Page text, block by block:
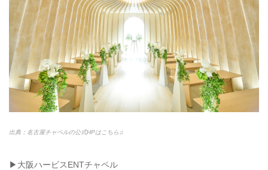
出典：名古屋チャペルの公式HPはこちら♫
▶︎大阪ハービスENTチャペル